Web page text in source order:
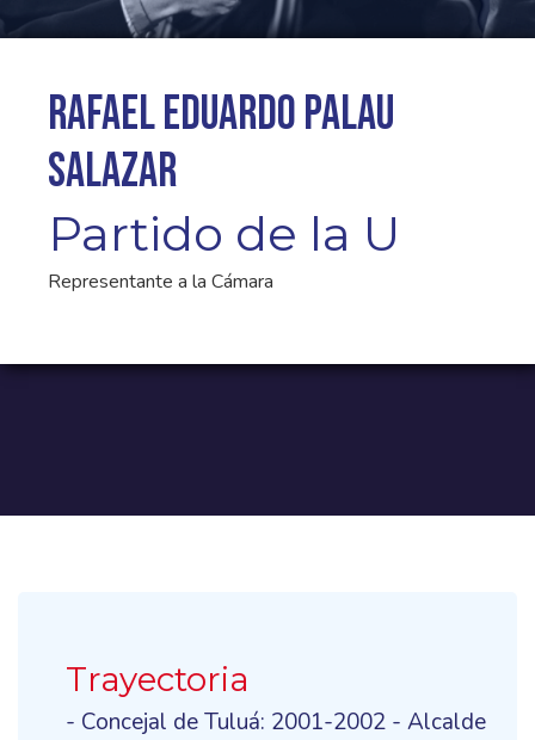
Rafael Eduardo Palau
Salazar
Partido de la U
Representante a la Cámara
Trayectoria
- Concejal de Tuluá: 2001-2002 - Alcalde